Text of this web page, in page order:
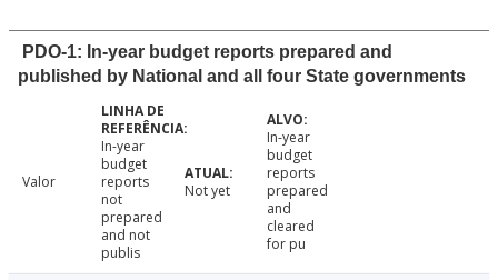
PDO-1: In-year budget reports prepared and
published by National and all four State governments
Valor
In-year
budget
reports
not
prepared
and not
publis
Not yet
In-year
budget
reports
prepared
and
cleared
for pu